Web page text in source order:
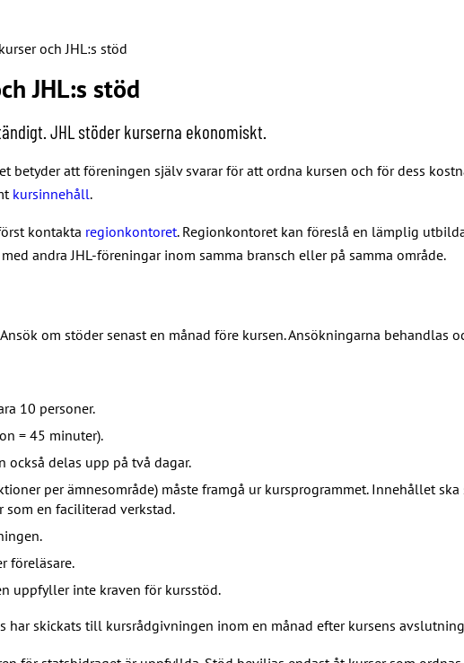
och JHL:s stöd
JHL:s stöd
JHL stöder kurserna ekonomiskt.
betyder att föreningen själv svarar för att ordna kursen och för dess
kursinnehåll.
kontakta regionkontoret. Regionkontoret kan föreslå en lämplig
andra JHL-föreningar inom samma bransch eller på samma område.
om stöder senast en månad före kursen. Ansökningarna
10 personer.
= 45 minuter).
delas upp på två dagar.
per ämnesområde) måste framgå ur kursprogrammet. Innehållet
en faciliterad verkstad.
föreläsare.
uppfyller inte kraven för kursstöd.
har skickats till kursrådgivningen inom en månad efter kursens